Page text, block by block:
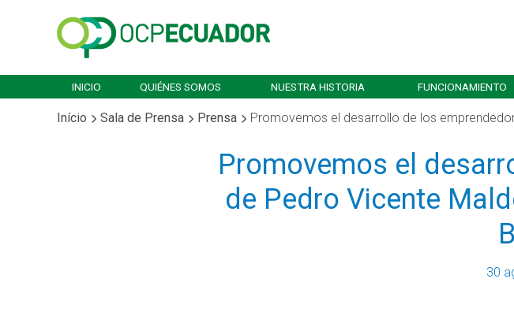
INICIO QUIÉNES SOMOS NUESTRA HISTORIA FUNCIONAMIENTO
Início Sala de Prensa Prensa Promovemos el desarrollo de los
Promovemos el
de Pedro Vicente
30